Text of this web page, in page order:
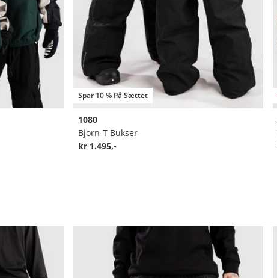
Spar 10 % På Sættet
1080
Bjorn-T Bukser
kr 1.495,-